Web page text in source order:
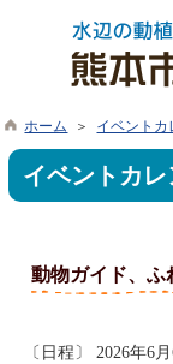
ホーム ＞ イベントカ
イベントカレ
動物ガイド、ふ
〔日程〕 2026年6